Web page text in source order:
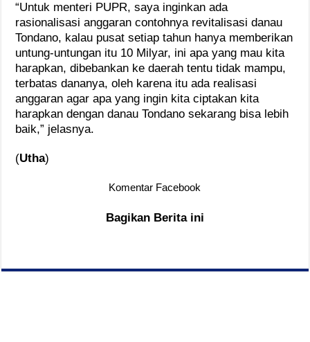
“Untuk menteri PUPR, saya inginkan ada
rasionalisasi anggaran contohnya revitalisasi danau
Tondano, kalau pusat setiap tahun hanya memberikan
untung-untungan itu 10 Milyar, ini apa yang mau kita
harapkan, dibebankan ke daerah tentu tidak mampu,
terbatas dananya, oleh karena itu ada realisasi
anggaran agar apa yang ingin kita ciptakan kita
harapkan dengan danau Tondano sekarang bisa lebih
baik,” jelasnya.
(Utha)
Komentar Facebook
Bagikan Berita ini